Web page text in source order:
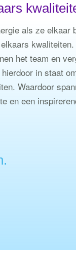
als ze elkaar
het team en
in staat
Waardoor
en een